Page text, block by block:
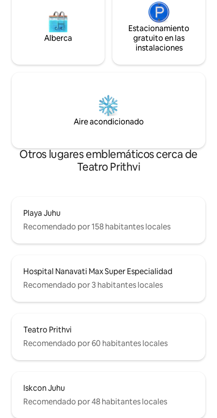
Alberca
Estacionamiento
gratuito en las
instalaciones
Aire acondicionado
Otros lugares emblemáticos cerca de
Teatro Prithvi
Playa Juhu
Recomendado por 158 habitantes locales
Hospital Nanavati Max Super Especialidad
Recomendado por 3 habitantes locales
Teatro Prithvi
Recomendado por 60 habitantes locales
Iskcon Juhu
Recomendado por 48 habitantes locales